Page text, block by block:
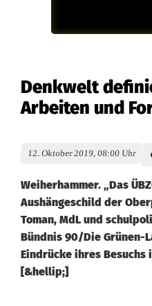
Denkwelt
Arbeiten und
12. Oktober 2019, 08:00 Uhr
Weiherhammer. „Das
Aushängeschild der
Toman, MdL und
Bündnis 90/Die Grünen-
Eindrücke ihres Besuchs
[&hellip;]